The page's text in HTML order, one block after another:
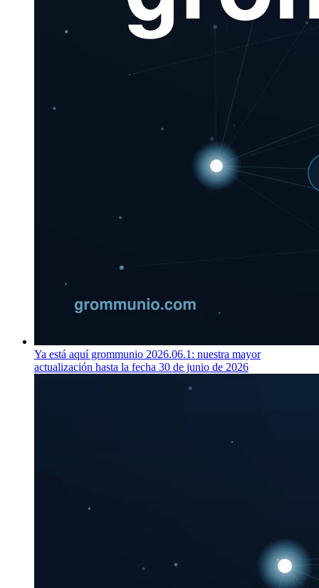
Ya está aquí grommunio 2026.06.1: nuestra mayor
actualización hasta la fecha 30 de junio de 2026